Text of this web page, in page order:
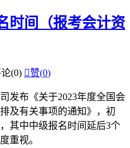
时间（报考会计资
(0) 赞(0)
发布《关于2023年度全国会
及有关事项的通知》，初
其中中级报名时间延后3个
重视。